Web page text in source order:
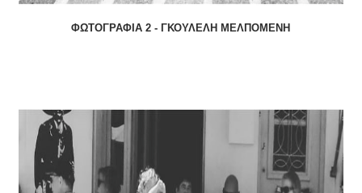
ΦΩΤΟΓΡΑΦΙΑ 2 - ΓΚΟΥΛΕΛΗ ΜΕΛΠΟΜΕΝΗ